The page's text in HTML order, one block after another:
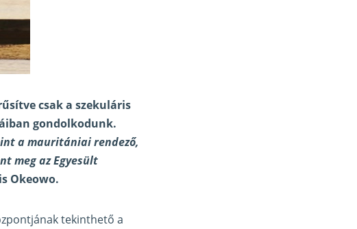
csak a szekuláris
gondolkodunk.
a mauritániai rendező,
meg az Egyesült
Okeowo.
tekinthető a